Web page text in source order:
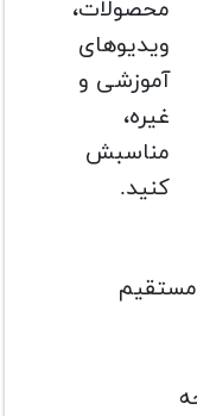
محصولات،
ویدیوهای
آموزشی و
غیره،
مناسبش
کنید.